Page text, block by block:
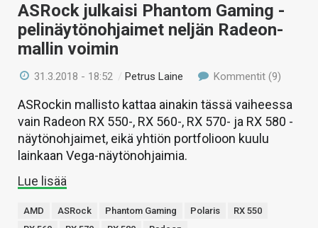
ASRock julkaisi Phantom Gaming -
pelinäytönohjaimet neljän Radeon-
mallin voimin
31.3.2018 - 18:52 /Petrus Laine Kommentit (9)
ASRockin mallisto kattaa ainakin tässä vaiheessa
vain Radeon RX 550-, RX 560-, RX 570- ja RX 580 -
näytönohjaimet, eikä yhtiön portfolioon kuulu
lainkaan Vega-näytönohjaimia.
Lue lisää
AMD ASRock Phantom Gaming Polaris
RX 550